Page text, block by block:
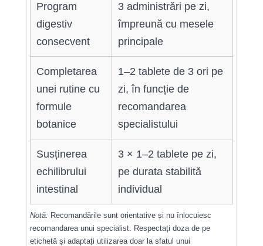
Program
digestiv
consecvent
3 administrări pe zi,
împreună cu mesele
principale
Completarea
unei rutine cu
formule
botanice
1–2 tablete de 3 ori pe
zi, în funcție de
recomandarea
specialistului
Susținerea
echilibrului
intestinal
3 × 1–2 tablete pe zi,
pe durata stabilită
individual
Notă: Recomandările sunt orientative și nu înlocuiesc
recomandarea unui specialist. Respectați doza de pe
etichetă și adaptați utilizarea doar la sfatul unui